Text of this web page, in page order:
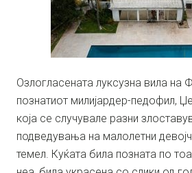
Озлогласената луксузна вила на
познатиот милијардер-педофил,
која се случувале разни
подведувања на малолетни
темел. Куќата била позната по